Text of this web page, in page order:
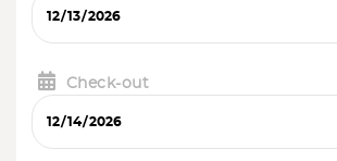
Check-out